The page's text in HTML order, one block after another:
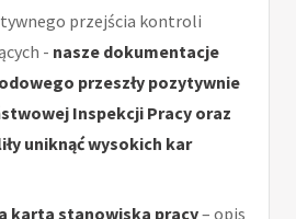
przejścia kontroli
- nasze dokumentacje
przeszły pozytywnie
Inspekcji Pracy oraz
uniknąć wysokich kar
karta stanowiska pracy– opis